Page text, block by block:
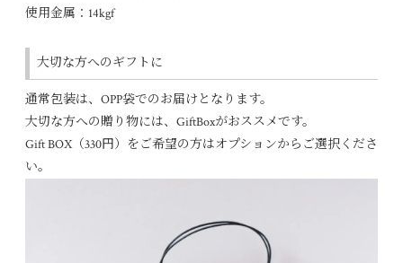
使用金属：14kgf
大切な方へのギフトに
通常包装は、OPP袋でのお届けとなります。
大切な方への贈り物には、GiftBoxがおススメです。
Gift BOX（330円）をご希望の方はオプションからご選択くださ
い。